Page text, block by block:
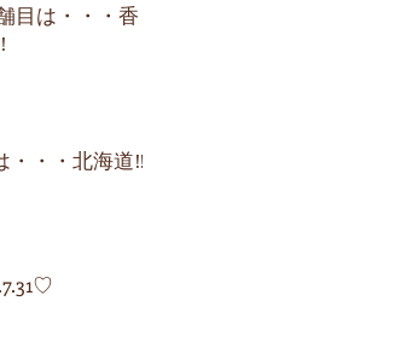
目は・・・香
・・・北海道‼︎